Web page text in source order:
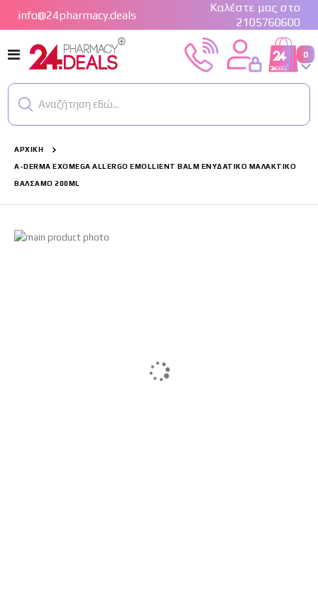
info@24pharmacy.deals
Καλέστε μας στο
2105760600
Εναλλαγή
Πλοήγησης
Cart
0
Αναζήτηση εδώ...
ΑΡΧΙΚΉ
A-DERMA EXOMEGA ALLERGO EMOLLIENT BALM ΕΝΥΔΑΤΙΚΌ ΜΑΛΑΚΤΙΚΌ
BΆΛΣΑΜΟ 200ML
Μετάβαση